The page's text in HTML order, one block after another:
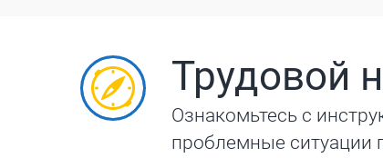
Трудовой
Ознакомьтесь с
проблемные ситуации